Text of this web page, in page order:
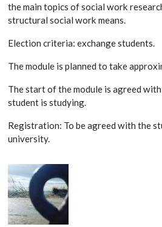
the main topics of social work
structural social work means.
Election criteria: exchange students.
The module is planned to take
The start of the module is agreed
student is studying.
Registration: To be agreed with the
university.